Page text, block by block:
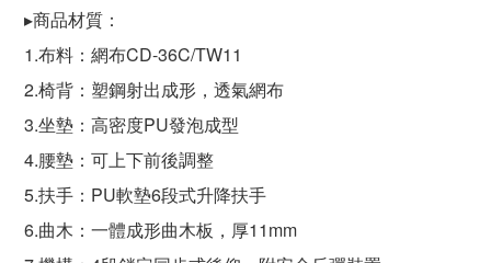
▸商品材質：
1.布料：網布CD-36C/TW11
2.椅背：塑鋼射出成形，透氣網布
3.坐墊：高密度PU發泡成型
4.腰墊：可上下前後調整
5.扶手：PU軟墊6段式升降扶手
6.曲木：一體成形曲木板，厚11mm